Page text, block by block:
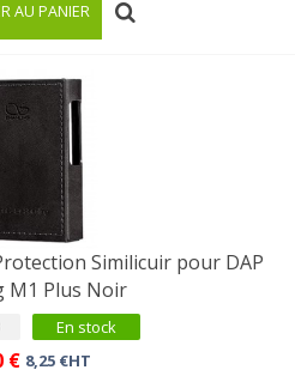
AU PANIER
Similicuir pour DAP
M1 Plus Noir
En stock
€ 8,25 €HT